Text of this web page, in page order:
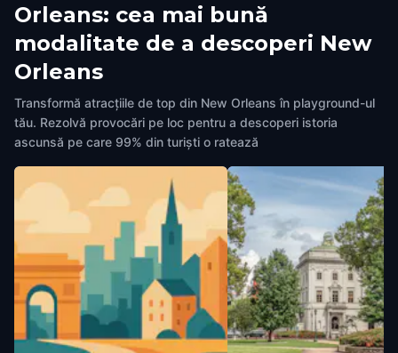
Orleans: cea mai bună
modalitate de a descoperi New
Orleans
Transformă atracțiile de top din New Orleans în playground-ul
tău. Rezolvă provocări pe loc pentru a descoperi istoria
ascunsă pe care 99% din turiști o ratează